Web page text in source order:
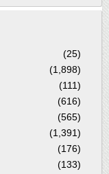
(25)
(1,898)
(111)
(616)
(565)
(1,391)
(176)
(133)